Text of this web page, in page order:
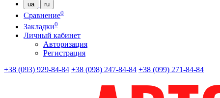
ua ru
Сравнение0
Закладки0
Личный кабинет
Авторизация
Регистрация
+38 (093) 929-84-84 +38 (098) 247-84-84 +38 (099) 271-84-84